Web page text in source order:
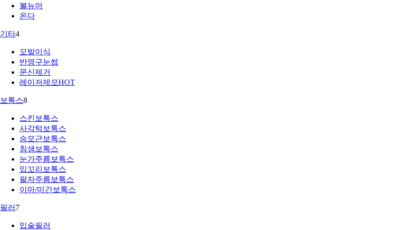
볼뉴머
온다
기타4
모발이식
반영구눈썹
문신제거
레이저제모HOT
보톡스8
스킨보톡스
사각턱보톡스
승모근보톡스
침샘보톡스
눈가주름보톡스
입꼬리보톡스
팔자주름보톡스
이마/미간보톡스
필러 7
입술필러